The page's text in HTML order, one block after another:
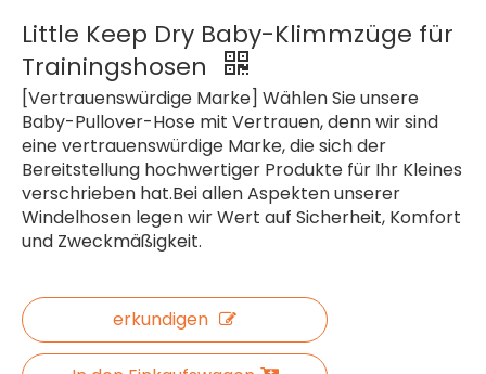
Little Keep Dry Baby-Klimmzüge für
Trainingshosen
[Vertrauenswürdige Marke] Wählen Sie unsere
Baby-Pullover-Hose mit Vertrauen, denn wir sind
eine vertrauenswürdige Marke, die sich der
Bereitstellung hochwertiger Produkte für Ihr Kleines
verschrieben hat.Bei allen Aspekten unserer
Windelhosen legen wir Wert auf Sicherheit, Komfort
und Zweckmäßigkeit.
erkundigen